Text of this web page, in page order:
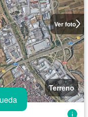
Ver foto
Terreno